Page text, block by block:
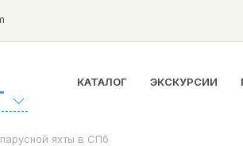
КАТАЛОГ ЭКСКУРСИИ
яхты в СПб